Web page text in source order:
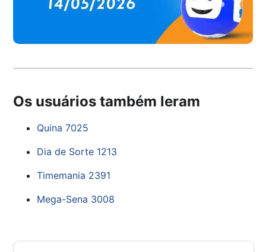
Os usuários também leram
Quina 7025
Dia de Sorte 1213
Timemania 2391
Mega-Sena 3008